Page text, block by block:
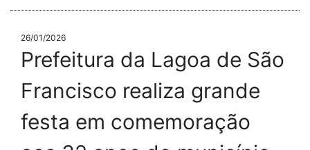
26/01/2026
Prefeitura da Lagoa de São
Francisco realiza grande
festa em comemoração